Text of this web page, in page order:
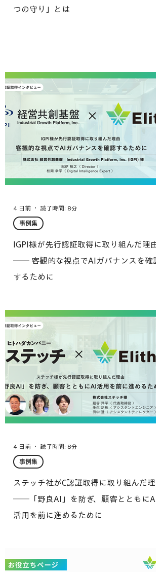
つの守り」とは
IGPI様が先行認証取得に取り組んだ理由
── 客観的な視点でAIガバナンスを確認
するために
事例集
4 日前 読了時間: 8分
ステッチ社がC認証取得に取り組んだ理由
──「野良AI」を防ぎ、顧客とともにAI
活用を前に進めるために
事例集
4 日前 読了時間: 8分